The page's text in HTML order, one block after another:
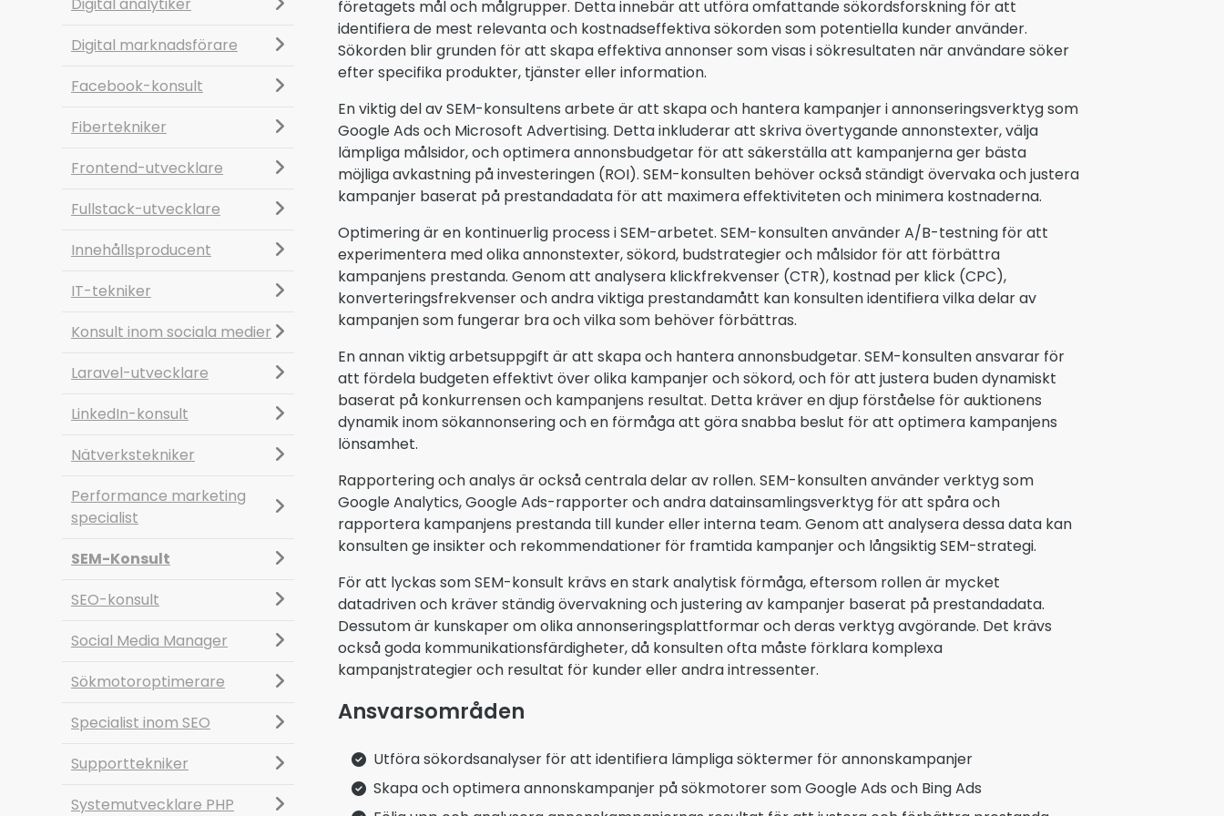
Digital marknadsförare
Facebook-konsult
Fibertekniker
Frontend-utvecklare
Fullstack-utvecklare
Innehållsproducent
IT-tekniker
Konsult inom sociala medier
Laravel-utvecklare
LinkedIn-konsult
Nätverkstekniker
Performance marketing
specialist
SEM-Konsult
SEO-konsult
Social Media Manager
Sökmotoroptimerare
Specialist inom SEO
Supporttekniker
Systemutvecklare PHP
företagets mål och målgrupper. Detta innebär att utföra omfattande sökordsforskning för att
identifiera de mest relevanta och kostnadseffektiva sökorden som potentiella kunder använder.
Sökorden blir grunden för att skapa effektiva annonser som visas i sökresultaten när användare söker
efter specifika produkter, tjänster eller information.
En viktig del av SEM-konsultens arbete är att skapa och hantera kampanjer i annonseringsverktyg som
Google Ads och Microsoft Advertising. Detta inkluderar att skriva övertygande annonstexter, välja
lämpliga målsidor, och optimera annonsbudgetar för att säkerställa att kampanjerna ger bästa
möjliga avkastning på investeringen (ROI). SEM-konsulten behöver också ständigt övervaka och justera
kampanjer baserat på prestandadata för att maximera effektiviteten och minimera kostnaderna.
Optimering är en kontinuerlig process i SEM-arbetet. SEM-konsulten använder A/B-testning för att
experimentera med olika annonstexter, sökord, budstrategier och målsidor för att förbättra
kampanjens prestanda. Genom att analysera klickfrekvenser (CTR), kostnad per klick (CPC),
konverteringsfrekvenser och andra viktiga prestandamått kan konsulten identifiera vilka delar av
kampanjen som fungerar bra och vilka som behöver förbättras.
En annan viktig arbetsuppgift är att skapa och hantera annonsbudgetar. SEM-konsulten ansvarar för
att fördela budgeten effektivt över olika kampanjer och sökord, och för att justera buden dynamiskt
baserat på konkurrensen och kampanjens resultat. Detta kräver en djup förståelse för auktionens
dynamik inom sökannonsering och en förmåga att göra snabba beslut för att optimera kampanjens
lönsamhet.
Rapportering och analys är också centrala delar av rollen. SEM-konsulten använder verktyg som
Google Analytics, Google Ads-rapporter och andra datainsamlingsverktyg för att spåra och
rapportera kampanjens prestanda till kunder eller interna team. Genom att analysera dessa data kan
konsulten ge insikter och rekommendationer för framtida kampanjer och långsiktig SEM-strategi.
För att lyckas som SEM-konsult krävs en stark analytisk förmåga, eftersom rollen är mycket
datadriven och kräver ständig övervakning och justering av kampanjer baserat på prestandadata.
Dessutom är kunskaper om olika annonseringsplattformar och deras verktyg avgörande. Det krävs
också goda kommunikationsfärdigheter, då konsulten ofta måste förklara komplexa
kampanjstrategier och resultat för kunder eller andra intressenter.
Ansvarsområden
Utföra sökordsanalyser för att identifiera lämpliga söktermer för annonskampanjer
Skapa och optimera annonskampanjer på sökmotorer som Google Ads och Bing Ads